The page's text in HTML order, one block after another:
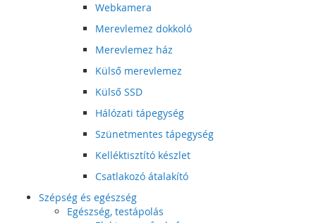
Webkamera
Merevlemez dokkoló
Merevlemez ház
Külső merevlemez
Külső SSD
Hálózati tápegység
Szünetmentes tápegység
Kelléktisztító készlet
Csatlakozó átalakító
Szépség és egészség
Egészség, testápolás